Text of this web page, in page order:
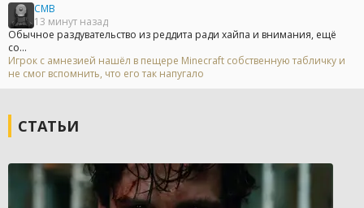
CMB
13 минут назад
Обычное раздувательство из реддита ради хайпа и внимания, ещё
со...
Игрок с амнезией нашёл в пещере Minecraft собственную табличку и
не смог вспомнить, что его так напугало
СТАТЬИ